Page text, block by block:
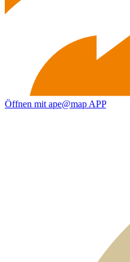
Öffnen mit ape@map APP